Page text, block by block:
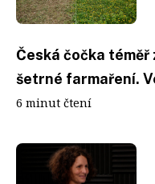
Česká čočka
šetrné farmaření.
6 minut čtení